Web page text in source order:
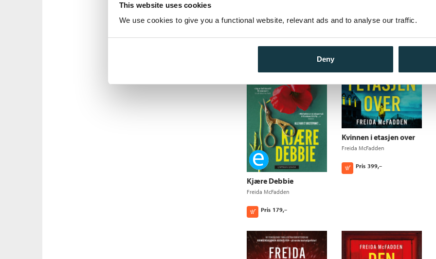
This website uses cookies
We use cookies to give you a functional website, relevant ads and to analyse our traffic.
Deny
Ebok
Kjære Debbie
Freida McFadden
Pris 179,–
Kjøp
Kvinnen i etasjen over
Freida McFadden
Pris 399,–
Kjøp